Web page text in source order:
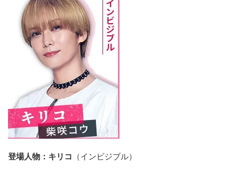
登場人物：キリコ （インビジブル）